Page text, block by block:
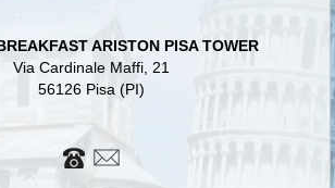
ARISTON PISA TOWER
Via Cardinale Maffi, 21
56126 Pisa (PI)